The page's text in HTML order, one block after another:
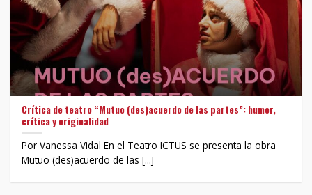
Crítica de teatro “Mutuo (des)acuerdo de las partes”: humor,
crítica y originalidad
Por Vanessa Vidal En el Teatro ICTUS se presenta la obra
Mutuo (des)acuerdo de las [...]